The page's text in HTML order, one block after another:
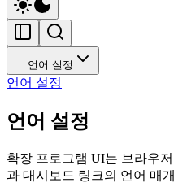
언어 설정
언어 설정
언어 설정
확장 프로그램 UI는 브라우
과 대시보드 링크의 언어 매